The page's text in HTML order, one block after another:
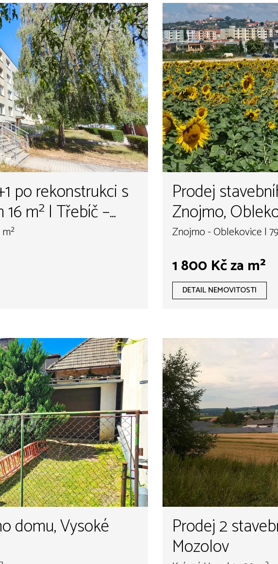
po rekonstrukci s
m² | Třebíč –
Prodej
Znojmo,
Znojmo - Oblekovice |
1 800 Kč za m²
DETAIL NEMOVITOSTI
domu, Vysoké Prodej 2
Mozolov